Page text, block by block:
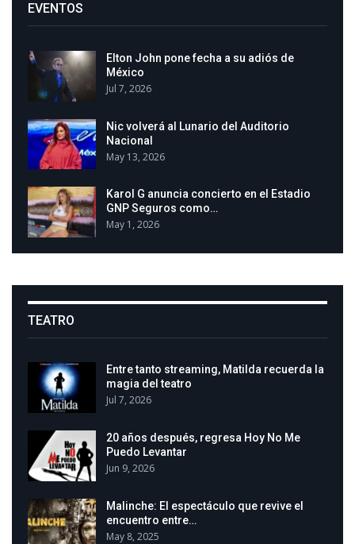
EVENTOS
Elton John pone fecha a su adiós de
México
Jul 7, 2026
Nic volverá al Lunario del Auditorio
Nacional
May 13, 2026
Karol G anuncia concierto en el Estadio
GNP Seguros como…
May 1, 2026
TEATRO
Entre tanto streaming, Matilda recuerda la
magia del teatro
Jul 7, 2026
20 años después, regresa Hoy No Me
Puedo Levantar
Jun 9, 2026
Malinche: El espectáculo que revive el
encuentro entre…
May 8, 2025